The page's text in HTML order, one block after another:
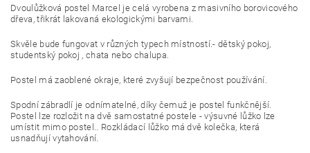
Dvoulůžková postel Marcel je celá vyrobena z masivního borovicového
dřeva, třikrát lakovaná ekologickými barvami.
Skvěle bude fungovat v různých typech místností.- dětský pokoj,
studentský pokoj , chata nebo chalupa.
Postel má zaoblené okraje, které zvyšují bezpečnost používání.
Spodní zábradlí je odnímatelné, díky čemuž je postel funkčnější.
Postel lze rozložit na dvě samostatné postele - výsuvné lůžko lze
umístit mimo postel.. Rozkládací lůžko má dvě kolečka, která
usnadňují vytahování.